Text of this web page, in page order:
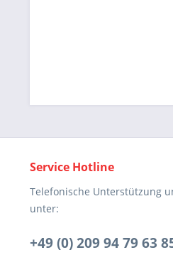
Service Hotline
Telefonische Unterstützung
unter:
+49 (0) 209 94 79 63